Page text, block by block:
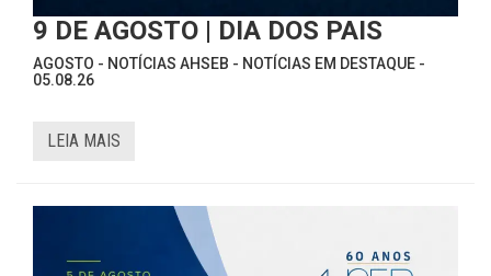
9 DE AGOSTO | DIA DOS PAIS
AGOSTO - NOTÍCIAS AHSEB - NOTÍCIAS EM DESTAQUE -
05.08.26
LEIA MAIS